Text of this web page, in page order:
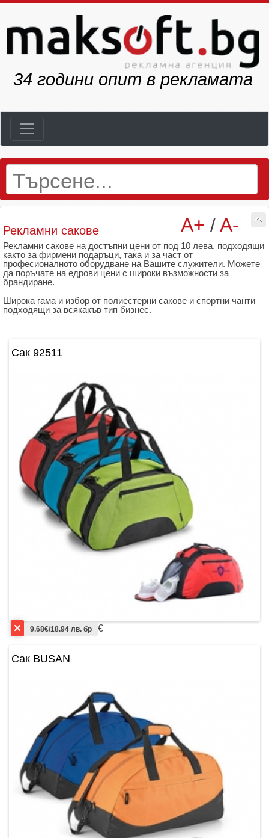
34 години опит в рекламата
A+ /A-
Рекламни сакове
Рекламни сакове на достъпни цени от под 10 лева, подходящи
както за фирмени подаръци, така и за част от
професионалното оборудване на Вашите служители. Можете
да поръчате на едрови цени с широки възможности за
брандиране.
Широка гама и избор от полиестерни сакове и спортни чанти
подходящи за всякакъв тип бизнес.
Сак 92511
9.68€/18.94 лв. бр €
Сак BUSAN